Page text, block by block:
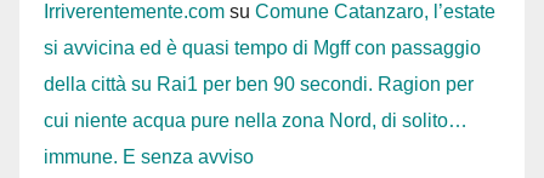
Irriverentemente.com su Comune Catanzaro, l’estate
si avvicina ed è quasi tempo di Mgff con passaggio
della città su Rai1 per ben 90 secondi. Ragion per
cui niente acqua pure nella zona Nord, di solito…
immune. E senza avviso